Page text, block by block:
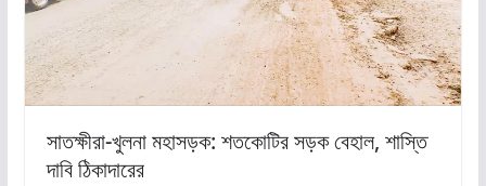
সাতক্ষীরা-খুলনা মহাসড়ক: শতকোটির সড়ক বেহাল, শাস্তি
দাবি ঠিকাদারের